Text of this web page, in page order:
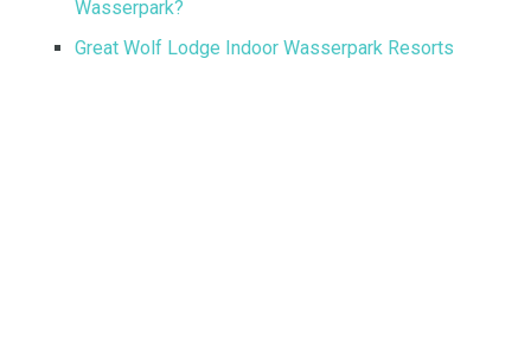
Wasserpark?
Great Wolf Lodge Indoor Wasserpark Resorts